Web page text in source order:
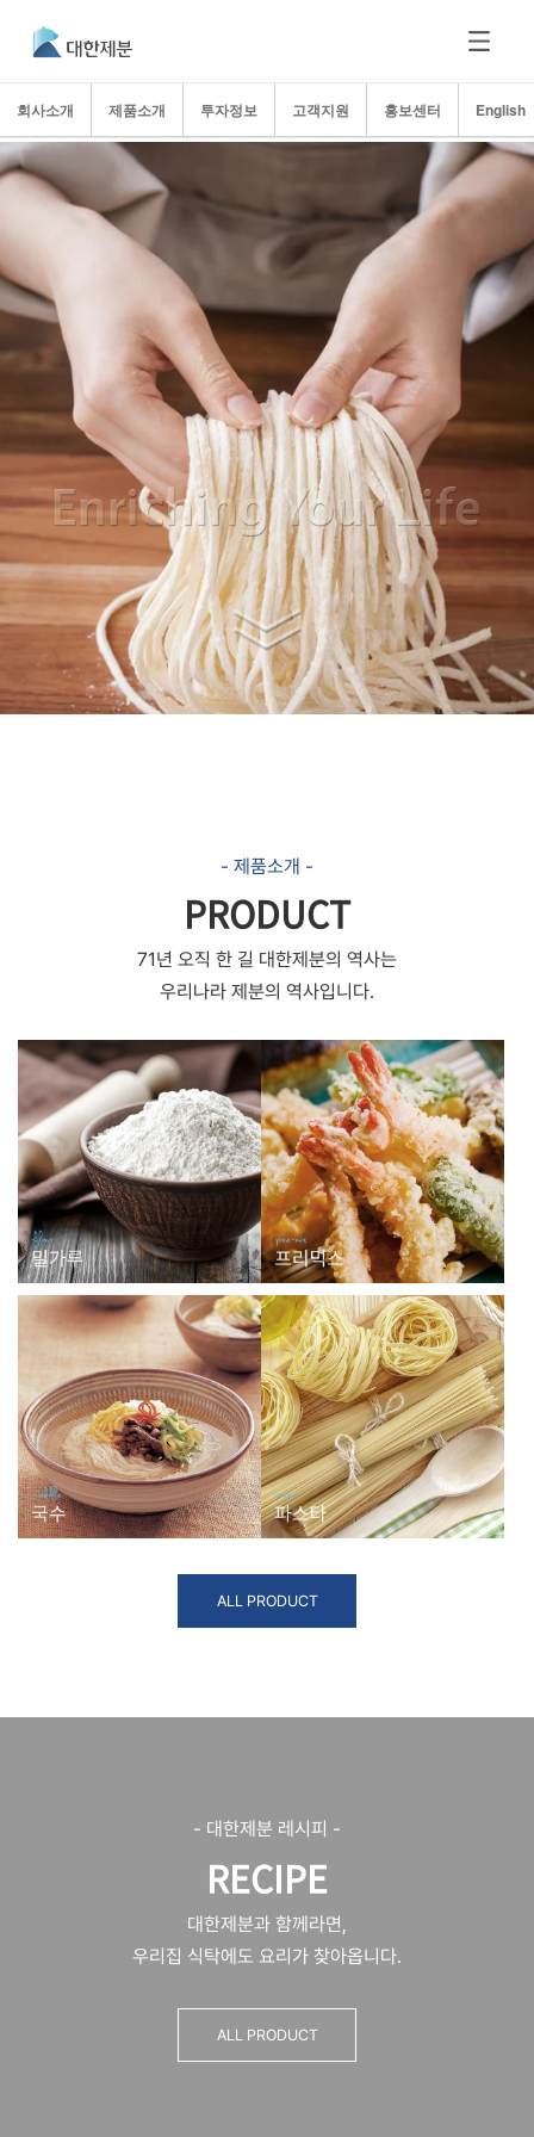
회사소개 제품소개 투자정보 고객지원 홍보센터 English
- 제품소개 -
PRODUCT
71년 오직 한 길 대한제분의 역사는
우리나라 제분의 역사입니다.
ALL PRODUCT
- 대한제분 레시피 -
RECIPE
대한제분과 함께라면,
우리집 식탁에도 요리가 찾아옵니다.
ALL PRODUCT